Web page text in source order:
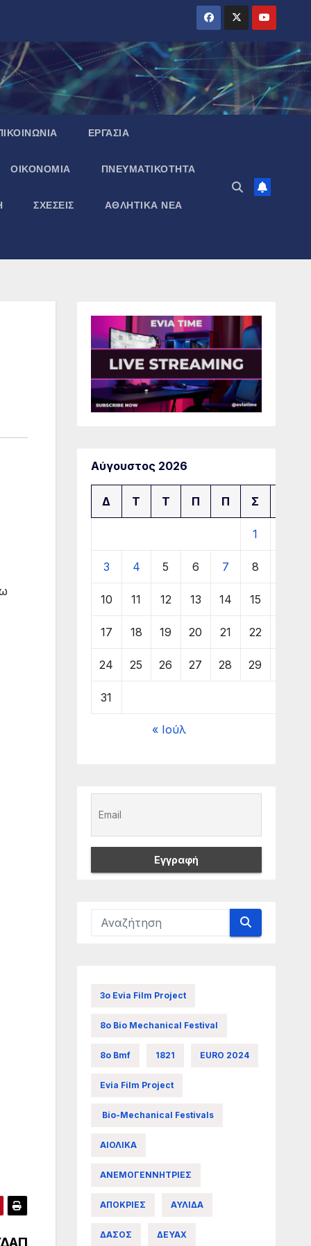
ΕΡΓΑΣΙΑ
ΟΙΚΟΝΟΜΙΑ ΠΝΕΥΜΑΤΙΚΌΤΗΤΑ
ΣΧΕΣΕΙΣ ΑΘΛΗΤΙΚΑ ΝΕΑ
Αύγουστος 2026
Δ Τ Τ Π Π Σ
1
3 4 5 6 7 8
10 11 12 13 14 15
17 18 19 20 21 22
24 25 26 27 28 29
31
« Ιούλ
3ο Evia Film Project
8ο Bio Mechanical Festival
8ο Bmf 1821 EURO 2024
Evia Film Project
Bio-Mechanical Festivals
ΑΙΟΛΙΚΑ
ΑΝΕΜΟΓΕΝΝΗΤΡΙΕΣ
ΑΠΟΚΡΙΕΣ ΑΥΛΙΔΑ
ΔΑΣΟΣ ΔΕΥΑΧ